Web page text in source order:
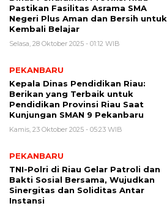
Pastikan Fasilitas Asrama SMA
Negeri Plus Aman dan Bersih untuk
Kembali Belajar
Selasa, 28 Oktober 2025 - 01:12 WIB
PEKANBARU
Kepala Dinas Pendidikan Riau:
Berikan yang Terbaik untuk
Pendidikan Provinsi Riau Saat
Kunjungan SMAN 9 Pekanbaru
Kamis, 23 Oktober 2025 - 05:23 WIB
PEKANBARU
TNI-Polri di Riau Gelar Patroli dan
Bakti Sosial Bersama, Wujudkan
Sinergitas dan Soliditas Antar
Instansi